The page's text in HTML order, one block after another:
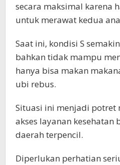
secara maksimal karena
untuk merawat kedua
Saat ini, kondisi S
bahkan tidak mampu
hanya bisa makan
ubi rebus.
Situasi ini menjadi potret
akses layanan kesehatan
daerah terpencil.
Diperlukan perhatian